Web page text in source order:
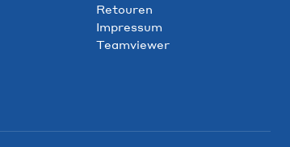
Retouren
Impressum
Teamviewer